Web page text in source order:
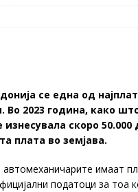
се една од
Во 2023 година, како
скоро
плата во земјава.
имаат
податоци за тоа